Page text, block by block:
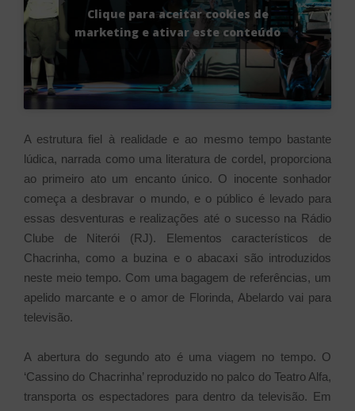
Clique para aceitar cookies de
marketing e ativar este conteúdo
A estrutura fiel à realidade e ao mesmo tempo bastante
lúdica, narrada como uma literatura de cordel, proporciona
ao primeiro ato um encanto único. O inocente sonhador
começa a desbravar o mundo, e o público é levado para
essas desventuras e realizações até o sucesso na Rádio
Clube de Niterói (RJ). Elementos característicos de
Chacrinha, como a buzina e o abacaxi são introduzidos
neste meio tempo. Com uma bagagem de referências, um
apelido marcante e o amor de Florinda, Abelardo vai para
televisão.
A abertura do segundo ato é uma viagem no tempo. O
‘Cassino do Chacrinha’ reproduzido no palco do Teatro Alfa,
transporta os espectadores para dentro da televisão. Em